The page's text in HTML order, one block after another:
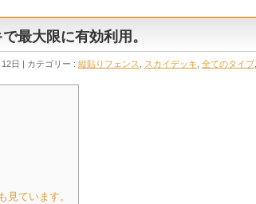
最大限に有効利用。
日 カテゴリー : 縦貼りフェンス スカイデッキ 全てのタイプ,
ています。